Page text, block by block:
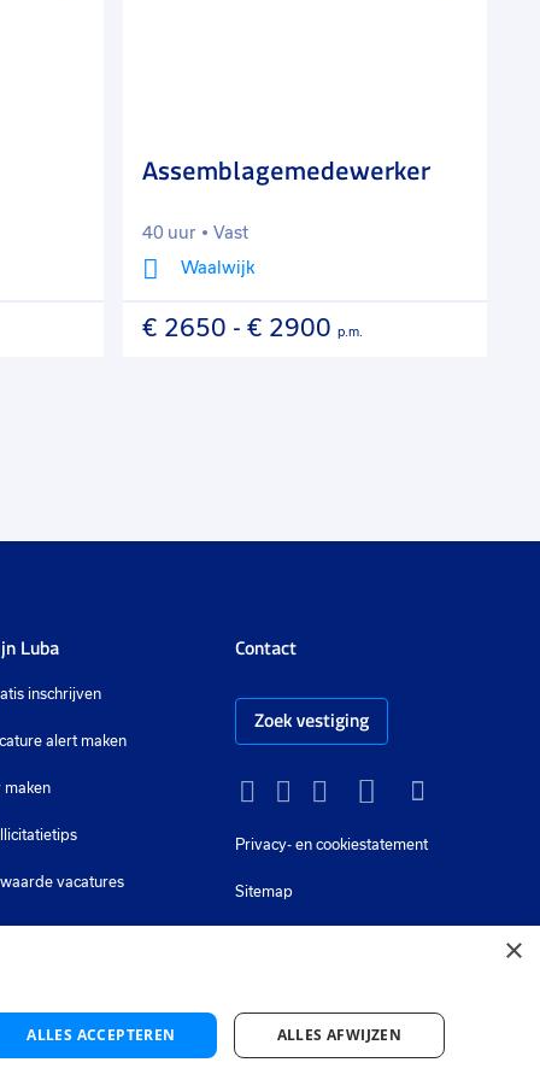
Assemblagemedewerker
40 uur
Vast
Waalwijk
€ 2650 - € 2900 p.m.
Luba
inschrijven
alert maken
maken
vacatures
Contact
Zoek vestiging
Privacy- en cookiestatement
Sitemap
×
ALLES ACCEPTEREN ALLES AFWIJZEN